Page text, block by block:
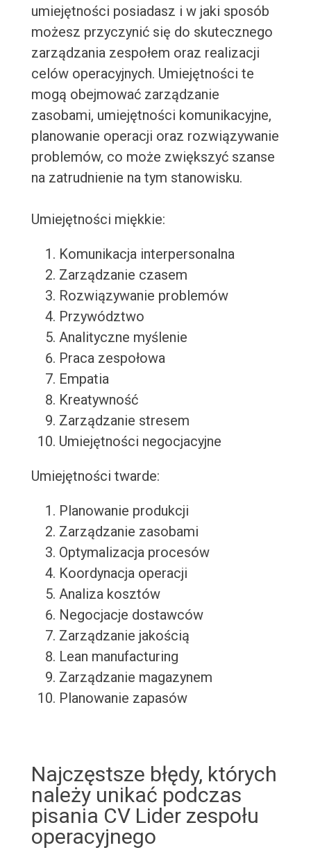
umiejętności posiadasz i w jaki sposób
możesz przyczynić się do skutecznego
zarządzania zespołem oraz realizacji
celów operacyjnych. Umiejętności te
mogą obejmować zarządzanie
zasobami, umiejętności komunikacyjne,
planowanie operacji oraz rozwiązywanie
problemów, co może zwiększyć szanse
na zatrudnienie na tym stanowisku.
Umiejętności miękkie:
Komunikacja interpersonalna
Zarządzanie czasem
Rozwiązywanie problemów
Przywództwo
Analityczne myślenie
Praca zespołowa
Empatia
Kreatywność
Zarządzanie stresem
Umiejętności negocjacyjne
Umiejętności twarde:
Planowanie produkcji
Zarządzanie zasobami
Optymalizacja procesów
Koordynacja operacji
Analiza kosztów
Negocjacje dostawców
Zarządzanie jakością
Lean manufacturing
Zarządzanie magazynem
Planowanie zapasów
Najczęstsze błędy, których
należy unikać podczas
pisania CV Lider zespołu
operacyjnego